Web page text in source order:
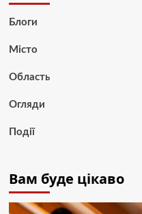
Блоги
Місто
Область
Огляди
Події
Вам буде цікаво